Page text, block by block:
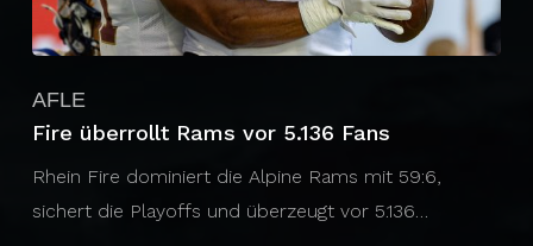
AFLE
Fire überrollt Rams vor 5.136 Fans
Rhein Fire dominiert die Alpine Rams mit 59:6,
sichert die Playoffs und überzeugt vor 5.136…